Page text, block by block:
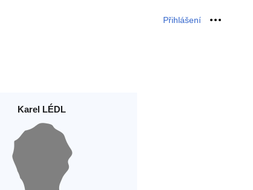
Přihlášení Osobní
Karel LÉDL